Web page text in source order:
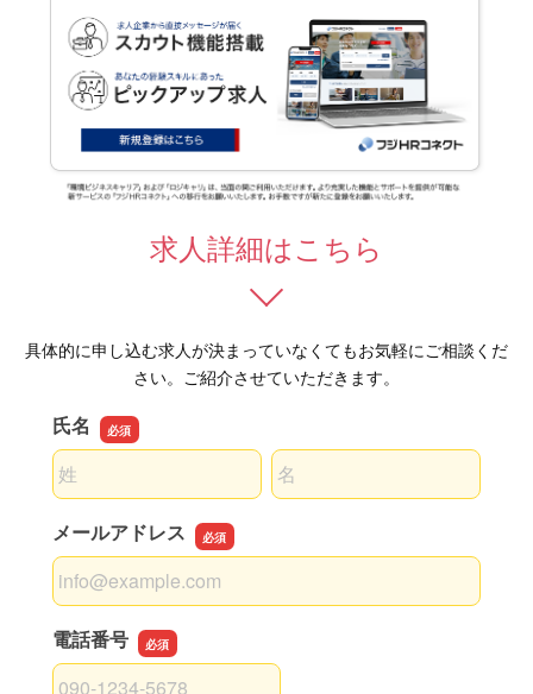
求人詳細はこちら
具体的に申し込む求人が決まっていなくてもお気軽にご相談くだ
さい。ご紹介させていただきます。